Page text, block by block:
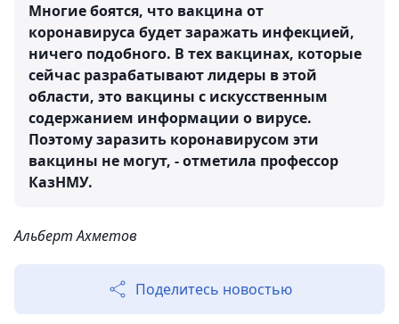
Многие боятся, что вакцина от
коронавируса будет заражать инфекцией,
ничего подобного. В тех вакцинах, которые
сейчас разрабатывают лидеры в этой
области, это вакцины с искусственным
содержанием информации о вирусе.
Поэтому заразить коронавирусом эти
вакцины не могут, - отметила профессор
КазНМУ.
Альберт Ахметов
Поделитесь новостью